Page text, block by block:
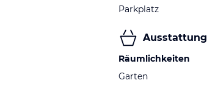
Parkplatz
Ausstattung
Räumlichkeiten
Garten